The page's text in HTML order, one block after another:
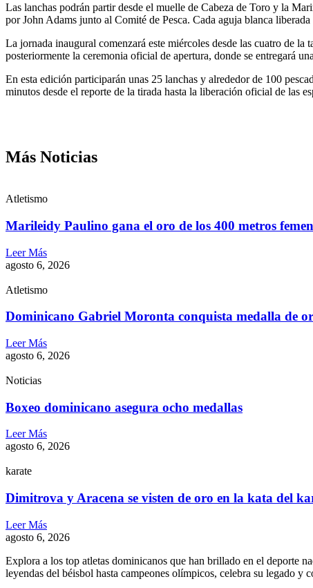
Las lanchas podrán partir desde el muelle de Cabeza de Toro y la
por John Adams junto al Comité de Pesca. Cada aguja blanca
La jornada inaugural comenzará este miércoles desde las cuatro de
posteriormente la ceremonia oficial de apertura, donde se entregará
En esta edición participarán unas 25 lanchas y alrededor de 100
minutos desde el reporte de la tirada hasta la liberación oficial de las
Más Noticias
Atletismo
Marileidy Paulino gana el oro de los 400 metros
Leer Más
agosto 6, 2026
Atletismo
Dominicano Gabriel Moronta conquista medalla de
Leer Más
agosto 6, 2026
Noticias
Boxeo dominicano asegura ocho medallas
Leer Más
agosto 6, 2026
karate
Dimitrova y Aracena se visten de oro en la kata del
Leer Más
agosto 6, 2026
Explora a los top atletas dominicanos que han brillado en el deporte
leyendas del béisbol hasta campeones olímpicos, celebra su legado y